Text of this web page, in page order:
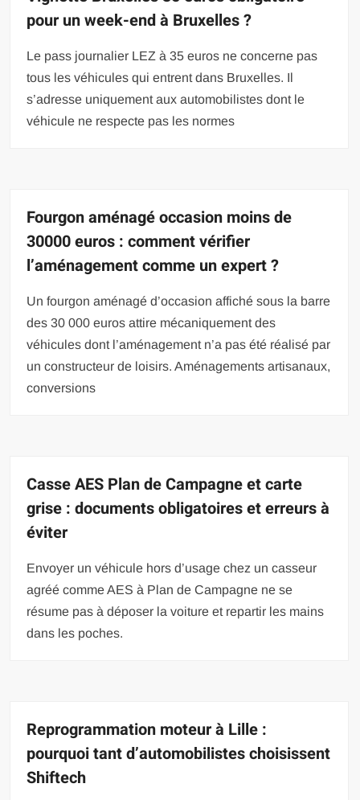
pour un week-end à Bruxelles ?
Le pass journalier LEZ à 35 euros ne concerne pas
tous les véhicules qui entrent dans Bruxelles. Il
s’adresse uniquement aux automobilistes dont le
véhicule ne respecte pas les normes
Fourgon aménagé occasion moins de
30000 euros : comment vérifier
l’aménagement comme un expert ?
Un fourgon aménagé d’occasion affiché sous la barre
des 30 000 euros attire mécaniquement des
véhicules dont l’aménagement n’a pas été réalisé par
un constructeur de loisirs. Aménagements artisanaux,
conversions
Casse AES Plan de Campagne et carte
grise : documents obligatoires et erreurs à
éviter
Envoyer un véhicule hors d’usage chez un casseur
agréé comme AES à Plan de Campagne ne se
résume pas à déposer la voiture et repartir les mains
dans les poches.
Reprogrammation moteur à Lille :
pourquoi tant d’automobilistes choisissent
Shiftech